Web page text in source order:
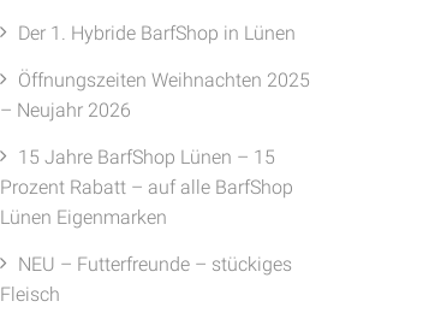
Der 1. Hybride BarfShop in Lünen
Öffnungszeiten Weihnachten 2025
– Neujahr 2026
15 Jahre BarfShop Lünen – 15
Prozent Rabatt – auf alle BarfShop
Lünen Eigenmarken
NEU – Futterfreunde – stückiges
Fleisch